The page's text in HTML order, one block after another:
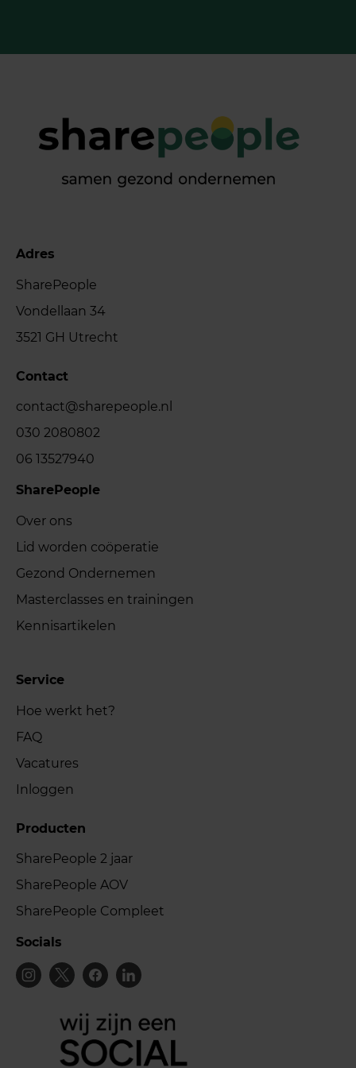
Adres
SharePeople
Vondellaan 34
3521 GH Utrecht
Contact
contact@sharepeople.nl
030 2080802
06 13527940
SharePeople
Over ons
Lid worden coöperatie
Gezond Ondernemen
Masterclasses en trainingen
Kennisartikelen
Service
Hoe werkt het?
FAQ
Vacatures
Inloggen
Producten
SharePeople 2 jaar
SharePeople AOV
SharePeople Compleet
Socials